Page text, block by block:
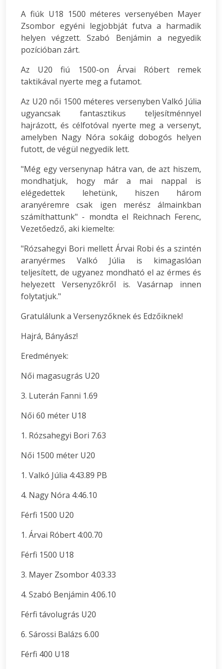
A fiúk U18 1500 méteres versenyében Mayer
Zsombor egyéni legjobbját futva a harmadik
helyen végzett. Szabó Benjámin a negyedik
pozícióban zárt.
Az U20 fiú 1500-on Árvai Róbert remek
taktikával nyerte meg a futamot.
Az U20 női 1500 méteres versenyben Valkó Júlia
ugyancsak fantasztikus teljesítménnyel
hajrázott, és célfotóval nyerte meg a versenyt,
amelyben Nagy Nóra sokáig dobogós helyen
futott, de végül negyedik lett.
"Még egy versenynap hátra van, de azt hiszem,
mondhatjuk, hogy már a mai nappal is
elégedettek lehetünk, hiszen három
aranyéremre csak igen merész álmainkban
számíthattunk" - mondta el Reichnach Ferenc,
Vezetőedző, aki kiemelte:
"Rózsahegyi Bori mellett Árvai Robi és a szintén
aranyérmes Valkó Júlia is kimagaslóan
teljesített, de ugyanez mondható el az érmes és
helyezett Versenyzőkről is. Vasárnap innen
folytatjuk."
Gratulálunk a Versenyzőknek és Edzőiknek!
Hajrá, Bányász!
Eredmények:
Női magasugrás U20
3. Luterán Fanni 1.69
Női 60 méter U18
1. Rózsahegyi Bori 7.63
Női 1500 méter U20
1. Valkó Júlia 4:43.89 PB
4. Nagy Nóra 4:46.10
Férfi 1500 U20
1. Árvai Róbert 4:00.70
Férfi 1500 U18
3. Mayer Zsombor 4:03.33
4. Szabó Benjámin 4:06.10
Férfi távolugrás U20
6. Sárossi Balázs 6.00
Férfi 400 U18